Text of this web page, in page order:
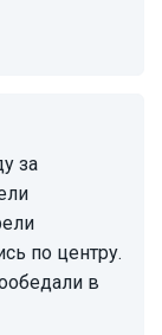
по центру.
в